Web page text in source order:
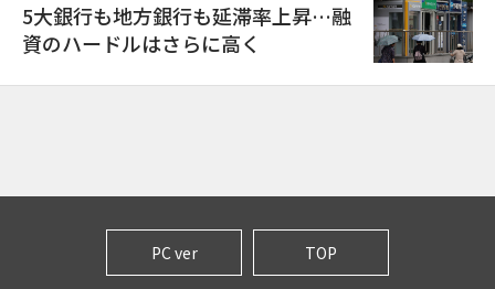
5大銀行も地方銀行も延滞率上昇…融
資のハードルはさらに高く
PC ver TOP